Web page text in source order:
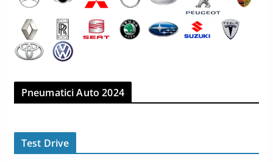
Pneumatici Auto 2024
Test Drive